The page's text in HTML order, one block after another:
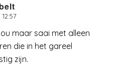
maar saai met alleen
die in het gareel
zijn.